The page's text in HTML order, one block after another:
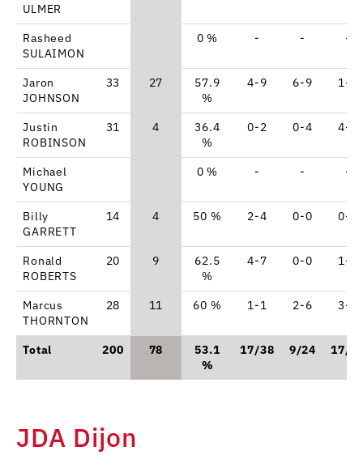
ULMER
Rasheed
SULAIMON
0 % - - -
Jaron
JOHNSON
33 27
57.9
%
4-9 6-9 1-1
Justin
ROBINSON
31 4
36.4
%
0-2 0-4 4-5
Michael
YOUNG
0 % - - -
Billy
GARRETT
14 4 50 % 2-4 0-0 0-0
Ronald
ROBERTS
20 9
62.5
%
4-7 0-0 1-1
Marcus
THORNTON
28 11 60 % 1-1 2-6 3-3
Total 200 78
53.1
%
17/38 9/24 17/
JDA Dijon